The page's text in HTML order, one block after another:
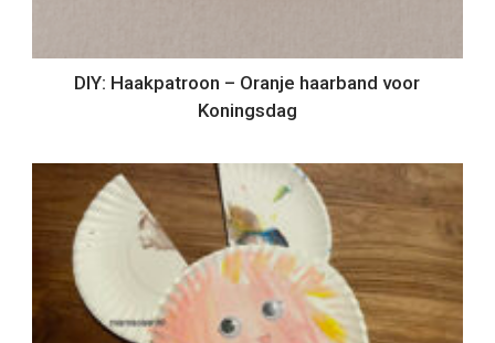
DIY: Haakpatroon – Oranje haarband voor
Koningsdag